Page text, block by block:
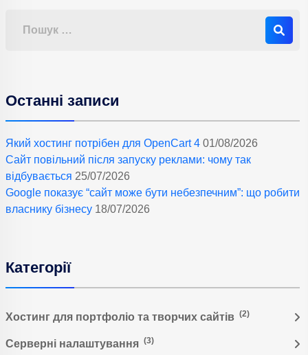
Останні записи
Який хостинг потрібен для OpenCart 4 01/08/2026
Сайт повільний після запуску реклами: чому так
відбувається 25/07/2026
Google показує “сайт може бути небезпечним”: що робити
власнику бізнесу 18/07/2026
Категорії
Хостинг для портфоліо та творчих сайтів (2)
Серверні налаштування (3)